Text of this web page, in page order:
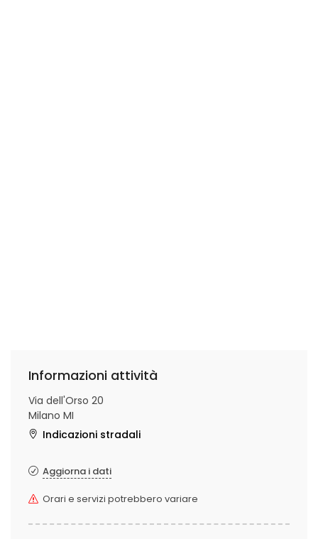
Informazioni attività
Via dell'Orso 20
Milano MI
Indicazioni stradali
Aggiorna i dati
Orari e servizi potrebbero variare